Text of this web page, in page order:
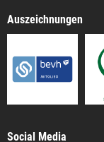
Auszeichnungen
Social Media